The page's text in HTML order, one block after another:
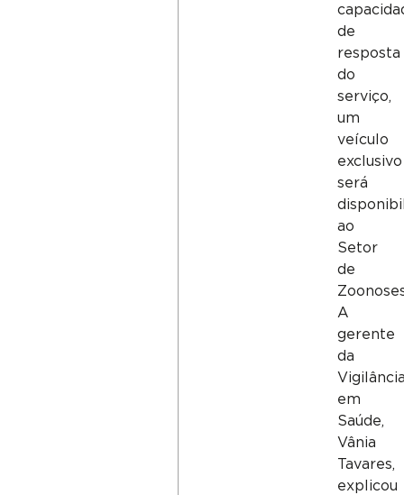
de
resposta
do
serviço,
um
veículo
exclusivo
será
ao
Setor
de
A
gerente
da
em
Saúde,
Vânia
Tavares,
explicou